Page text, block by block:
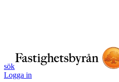
sök
Logga in